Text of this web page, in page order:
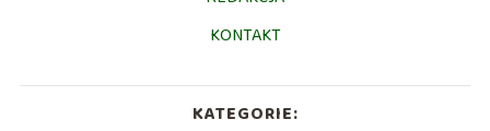
KONTAKT
KATEGORIE: